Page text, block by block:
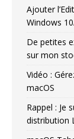
Ajouter
Windows
De petites
sur mon
Vidéo :
macOS
Rappel : Je
distribution